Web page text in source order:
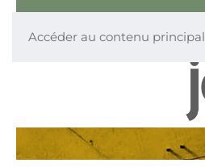
Accéder au contenu principal